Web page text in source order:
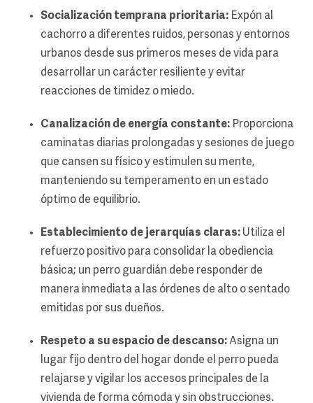
Socialización temprana prioritaria: Expón al
cachorro a diferentes ruidos, personas y entornos
urbanos desde sus primeros meses de vida para
desarrollar un carácter resiliente y evitar
reacciones de timidez o miedo.
Canalización de energía constante: Proporciona
caminatas diarias prolongadas y sesiones de juego
que cansen su físico y estimulen su mente,
manteniendo su temperamento en un estado
óptimo de equilibrio.
Establecimiento de jerarquías claras: Utiliza el
refuerzo positivo para consolidar la obediencia
básica; un perro guardián debe responder de
manera inmediata a las órdenes de alto o sentado
emitidas por sus dueños.
Respeto a su espacio de descanso:Asigna un
lugar fijo dentro del hogar donde el perro pueda
relajarse y vigilar los accesos principales de la
vivienda de forma cómoda y sin obstrucciones.